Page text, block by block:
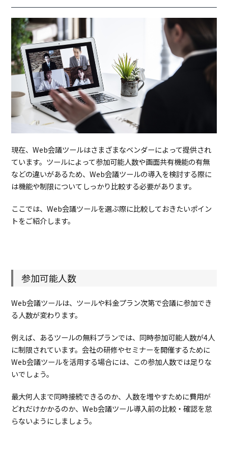
現在、Web会議ツールはさまざまなベンダーによって提供され
ています。ツールによって参加可能人数や画面共有機能の有無
などの違いがあるため、Web会議ツールの導入を検討する際に
は機能や制限についてしっかり比較する必要があります。
ここでは、Web会議ツールを選ぶ際に比較しておきたいポイン
トをご紹介します。
参加可能人数
Web会議ツールは、ツールや料金プラン次第で会議に参加でき
る人数が変わります。
例えば、あるツールの無料プランでは、同時参加可能人数が4人
に制限されています。会社の研修やセミナーを開催するために
Web会議ツールを活用する場合には、この参加人数では足りな
いでしょう。
最大何人まで同時接続できるのか、人数を増やすために費用が
どれだけかかるのか、Web会議ツール導入前の比較・確認を怠
らないようにしましょう。